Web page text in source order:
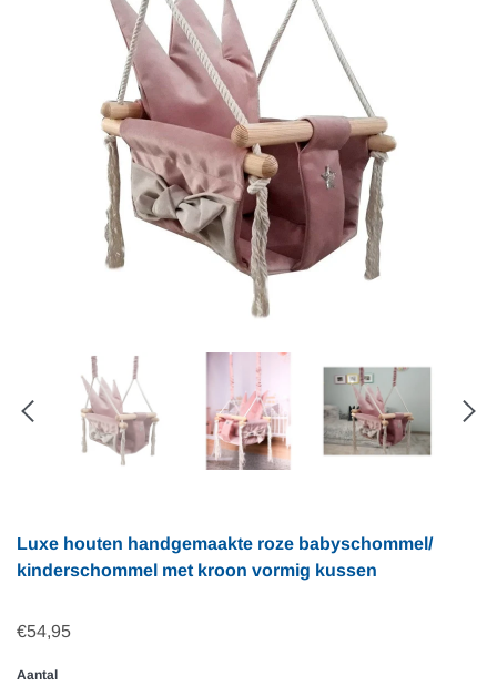
Luxe houten handgemaakte roze babyschommel/
kinderschommel met kroon vormig kussen
€54,95
Aantal